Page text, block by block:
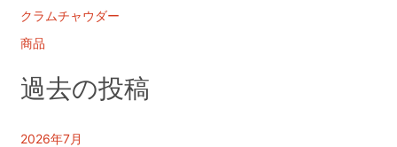
クラムチャウダー
商品
過去の投稿
2026年7月